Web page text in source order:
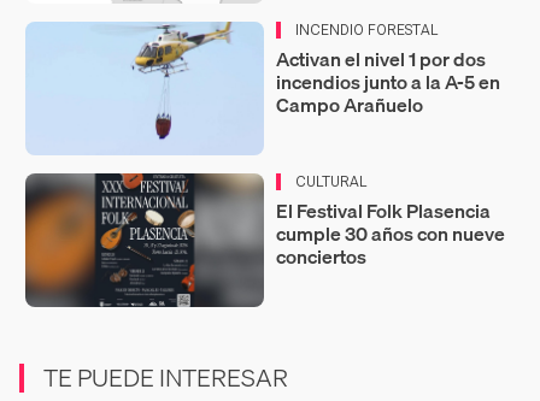
INCENDIO FORESTAL
Activan el nivel 1 por dos
incendios junto a la A-5 en
Campo Arañuelo
CULTURAL
El Festival Folk Plasencia
cumple 30 años con nueve
conciertos
TE PUEDE INTERESAR